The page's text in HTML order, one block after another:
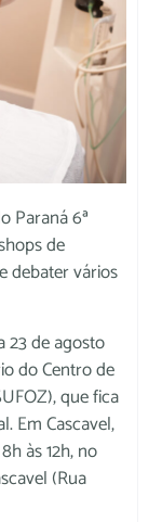
Paraná 6ª
de
debater vários
23 de agosto
do Centro de
que fica
Em Cascavel,
às 12h, no
(Rua